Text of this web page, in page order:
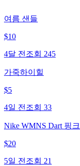
여름 샌들
$10
4달 전 조회 245
가죽하이힐
$5
4일 전 조회 33
Nike WMNS Dart 핑
$20
5일 전 조회 21